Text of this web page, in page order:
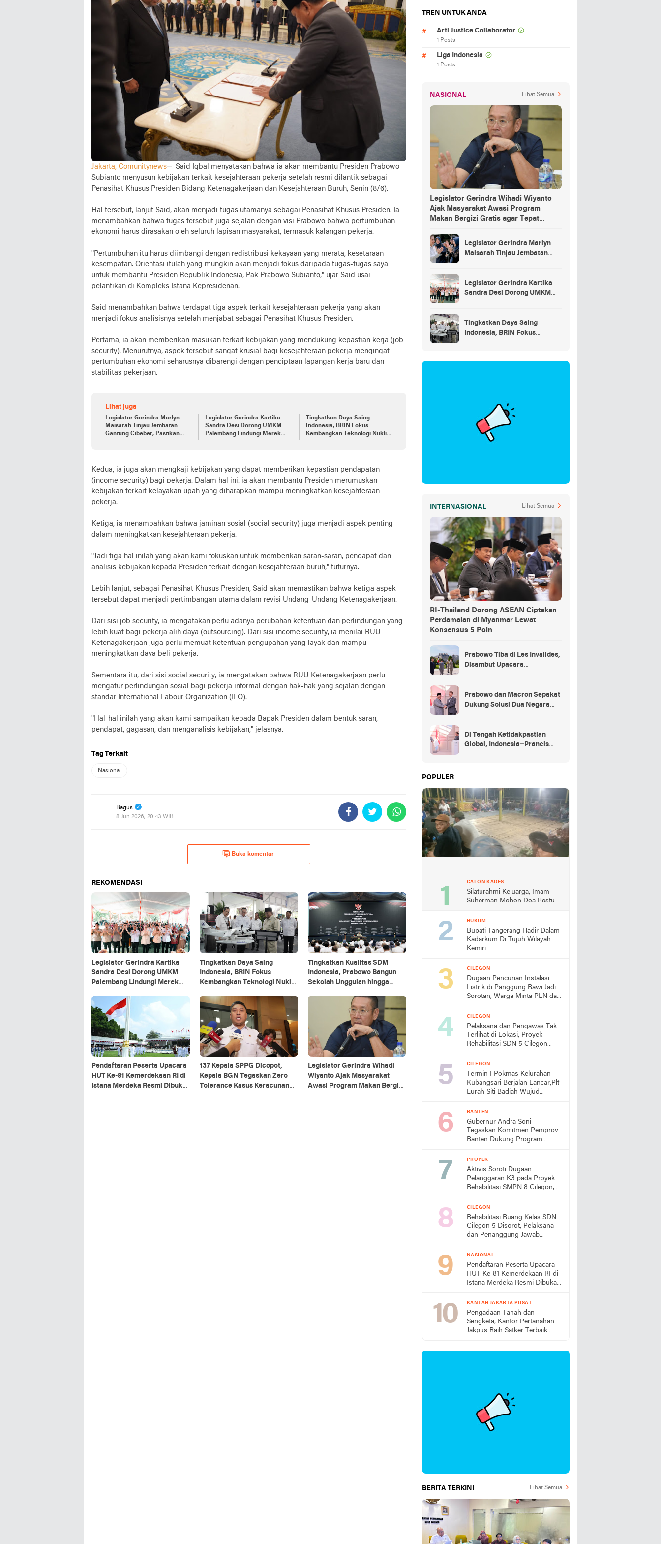
Jakarta, Comunitynews—-Said Iqbal menyatakan bahwa ia akan membantu Presiden Prabowo
Subianto menyusun kebijakan terkait kesejahteraan pekerja setelah resmi dilantik sebagai
Penasihat Khusus Presiden Bidang Ketenagakerjaan dan Kesejahteraan Buruh, Senin (8/6).
Hal tersebut, lanjut Said, akan menjadi tugas utamanya sebagai Penasihat Khusus Presiden. Ia
menambahkan bahwa tugas tersebut juga sejalan dengan visi Prabowo bahwa pertumbuhan
ekonomi harus dirasakan oleh seluruh lapisan masyarakat, termasuk kalangan pekerja.
"Pertumbuhan itu harus diimbangi dengan redistribusi kekayaan yang merata, kesetaraan
kesempatan. Orientasi itulah yang mungkin akan menjadi fokus daripada tugas-tugas saya
untuk membantu Presiden Republik Indonesia, Pak Prabowo Subianto," ujar Said usai
pelantikan di Kompleks Istana Kepresidenan.
Said menambahkan bahwa terdapat tiga aspek terkait kesejahteraan pekerja yang akan
menjadi fokus analisisnya setelah menjabat sebagai Penasihat Khusus Presiden.
Pertama, ia akan memberikan masukan terkait kebijakan yang mendukung kepastian kerja (job
security). Menurutnya, aspek tersebut sangat krusial bagi kesejahteraan pekerja mengingat
pertumbuhan ekonomi seharusnya dibarengi dengan penciptaan lapangan kerja baru dan
stabilitas pekerjaan.
Lihat juga
Legislator Gerindra Marlyn
Maisarah Tinjau Jembatan
Gantung Cibeber, Pastikan
Legislator Gerindra Kartika
Sandra Desi Dorong UMKM
Palembang Lindungi Merek
Tingkatkan Daya Saing
Indonesia, BRIN Fokus
Kembangkan Teknologi Nuklir
Kedua, ia juga akan mengkaji kebijakan yang dapat memberikan kepastian pendapatan
(income security) bagi pekerja. Dalam hal ini, ia akan membantu Presiden merumuskan
kebijakan terkait kelayakan upah yang diharapkan mampu meningkatkan kesejahteraan
pekerja.
Ketiga, ia menambahkan bahwa jaminan sosial (social security) juga menjadi aspek penting
dalam meningkatkan kesejahteraan pekerja.
"Jadi tiga hal inilah yang akan kami fokuskan untuk memberikan saran-saran, pendapat dan
analisis kebijakan kepada Presiden terkait dengan kesejahteraan buruh," tuturnya.
Lebih lanjut, sebagai Penasihat Khusus Presiden, Said akan memastikan bahwa ketiga aspek
tersebut dapat menjadi pertimbangan utama dalam revisi Undang-Undang Ketenagakerjaan.
Dari sisi job security, ia mengatakan perlu adanya perubahan ketentuan dan perlindungan yang
lebih kuat bagi pekerja alih daya (outsourcing). Dari sisi income security, ia menilai RUU
Ketenagakerjaan juga perlu memuat ketentuan pengupahan yang layak dan mampu
meningkatkan daya beli pekerja.
Sementara itu, dari sisi social security, ia mengatakan bahwa RUU Ketenagakerjaan perlu
mengatur perlindungan sosial bagi pekerja informal dengan hak-hak yang sejalan dengan
standar International Labour Organization (ILO).
"Hal-hal inilah yang akan kami sampaikan kepada Bapak Presiden dalam bentuk saran,
pendapat, gagasan, dan menganalisis kebijakan," jelasnya.
Tag Terkait
Nasional
Bagus
8 Jun 2026, 20:43 WIB
Buka komentar
REKOMENDASI
Legislator Gerindra Kartika
Sandra Desi Dorong UMKM
Palembang Lindungi Merek
Tingkatkan Daya Saing
Indonesia, BRIN Fokus
Kembangkan Teknologi Nuklir
Tingkatkan Kualitas SDM
Indonesia, Prabowo Bangun
Sekolah Unggulan hingga
Pendaftaran Peserta Upacara
HUT Ke-81 Kemerdekaan RI di
Istana Merdeka Resmi Dibuka
137 Kepala SPPG Dicopot,
Kepala BGN Tegaskan Zero
Tolerance Kasus Keracunan
Legislator Gerindra Wihadi
Wiyanto Ajak Masyarakat
Awasi Program Makan Bergizi
TREN UNTUK ANDA
Arti Justice Collaborator
1 Posts
Liga Indonesia
1 Posts
NASIONAL Lihat Semua
Legislator Gerindra Wihadi Wiyanto
Ajak Masyarakat Awasi Program
Makan Bergizi Gratis agar Tepat
Legislator Gerindra Marlyn
Maisarah Tinjau Jembatan
Legislator Gerindra Kartika
Sandra Desi Dorong UMKM
Tingkatkan Daya Saing
Indonesia, BRIN Fokus
INTERNASIONAL Lihat Semua
RI-Thailand Dorong ASEAN Ciptakan
Perdamaian di Myanmar Lewat
Konsensus 5 Poin
Prabowo Tiba di Les Invalides,
Disambut Upacara
Prabowo dan Macron Sepakat
Dukung Solusi Dua Negara
Di Tengah Ketidakpastian
Global, Indonesia–Prancis
POPULER
CALON KADES
Silaturahmi Keluarga, Imam
Suherman Mohon Doa Restu
HUKUM
Bupati Tangerang Hadir Dalam
Kadarkum Di Tujuh Wilayah
Kemiri
CILEGON
Dugaan Pencurian Instalasi
Listrik di Panggung Rawi Jadi
Sorotan, Warga Minta PLN dan
CILEGON
Pelaksana dan Pengawas Tak
Terlihat di Lokasi, Proyek
Rehabilitasi SDN 5 Cilegon
Turun Tangan
CILEGON
Termin I Pokmas Kelurahan
Kubangsari Berjalan Lancar,Plt
Lurah Siti Badiah Wujud
Lingkungan
BANTEN
Gubernur Andra Soni
Tegaskan Komitmen Pemprov
Banten Dukung Program
PROYEK
Aktivis Soroti Dugaan
Pelanggaran K3 pada Proyek
Rehabilitasi SMPN 8 Cilegon,
CILEGON
Rehabilitasi Ruang Kelas SDN
Cilegon 5 Disorot, Pelaksana
dan Penanggung Jawab
Berada di Lokasi
NASIONAL
Pendaftaran Peserta Upacara
HUT Ke-81 Kemerdekaan RI di
Istana Merdeka Resmi Dibuka
KANTAH JAKARTA PUSAT
Pengadaan Tanah dan
Sengketa, Kantor Pertanahan
Jakpus Raih Satker Terbaik
BERITA TERKINI Lihat Semua